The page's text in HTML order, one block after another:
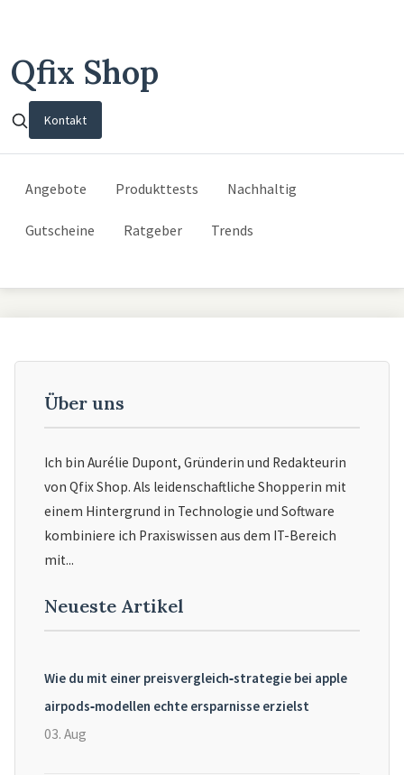
Qfix Shop
Kontakt
Angebote Produkttests Nachhaltig
Gutscheine Ratgeber Trends
Über uns
Ich bin Aurélie Dupont, Gründerin und Redakteurin
von Qfix Shop. Als leidenschaftliche Shopperin mit
einem Hintergrund in Technologie und Software
kombiniere ich Praxiswissen aus dem IT-Bereich
mit...
Neueste Artikel
Wie du mit einer preisvergleich‑strategie bei apple
airpods‑modellen echte ersparnisse erzielst
03. Aug